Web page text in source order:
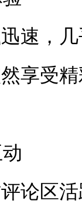
速，
享受
论区